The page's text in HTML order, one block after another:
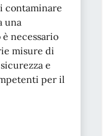
contaminare
una
necessario
misure di
e
per il